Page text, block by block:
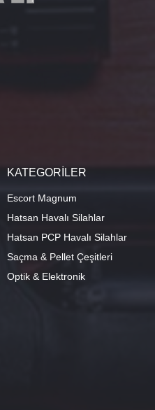
KATEGORİLER
Escort Magnum
Hatsan Havalı Silahlar
Hatsan PCP Havalı Silahlar
Saçma & Pellet Çeşitleri
Optik & Elektronik